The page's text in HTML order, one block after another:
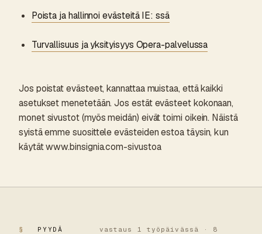
Poista ja hallinnoi evästeitä IE: ssä
Turvallisuus ja yksityisyys Opera-palvelussa
Jos poistat evästeet, kannattaa muistaa, että kaikki
asetukset menetetään. Jos estät evästeet kokonaan,
monet sivustot (myös meidän) eivät toimi oikein. Näistä
syistä emme suosittele evästeiden estoa täysin, kun
käytät www.binsignia.com-sivustoa
§
PYYDÄ
vastaus 1 työpäivässä · 8